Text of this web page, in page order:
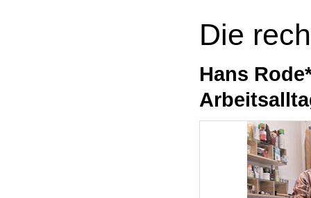
Die
Hans